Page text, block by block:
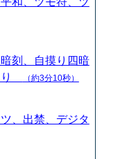
刻、自摸り四暗
り
（約3分10秒）
、出禁、デジタ